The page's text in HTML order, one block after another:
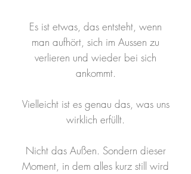
Es ist etwas, das entsteht, wenn
man aufhört, sich im Aussen zu
verlieren und wieder bei sich
ankommt.
Vielleicht ist es genau das, was uns
wirklich erfüllt.
Nicht das Außen. Sondern dieser
Moment, in dem alles kurz still wird